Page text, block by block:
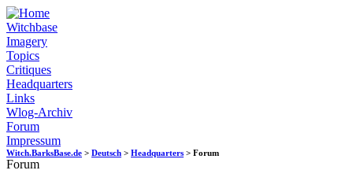
Witchbase
Imagery
Topics
Critiques
Headquarters
Links
Wlog-Archiv
Forum
Impressum
Witch.BarksBase.de > Deutsch > Headquarters > Forum
Forum